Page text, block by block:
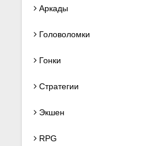
Аркады
Головоломки
Гонки
Стратегии
Экшен
RPG